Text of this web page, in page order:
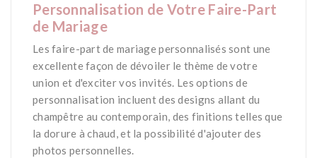
Personnalisation de Votre Faire-Part
de Mariage
Les faire-part de mariage personnalisés sont une
excellente façon de dévoiler le thème de votre
union et d'exciter vos invités. Les options de
personnalisation incluent des designs allant du
champêtre au contemporain, des finitions telles que
la dorure à chaud, et la possibilité d'ajouter des
photos personnelles​.